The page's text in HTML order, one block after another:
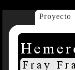
Proyecto